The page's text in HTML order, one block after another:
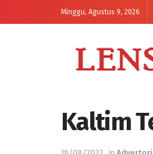
Minggu, Agustus 9, 2026
Kaltim